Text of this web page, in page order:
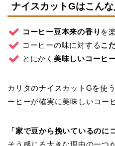
ナイスカットGはこん
コーヒー豆本来の香り を
コーヒーの味に対するこ
とにかく 美味しいコーヒ
カリタのナイスカットGを使
ーヒーが確実に美味しいコー
「家で豆から挽いているのに
そう感じる大きな理由の一つが